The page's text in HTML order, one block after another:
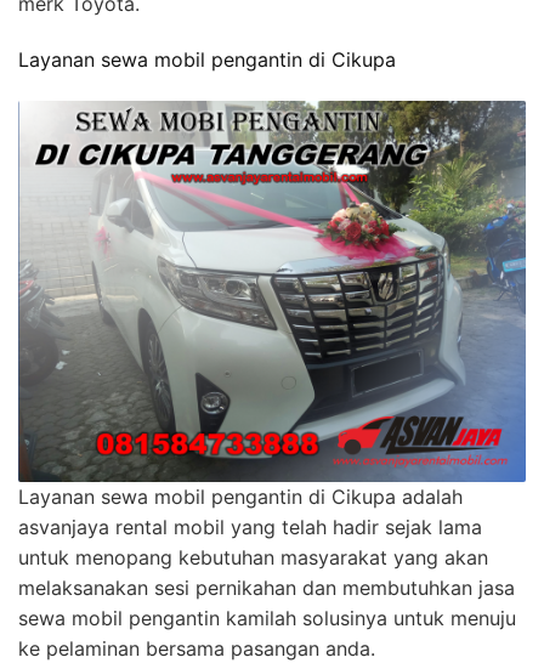
Layanan sewa mobil pengantin di Cikupa
Layanan sewa mobil pengantin di Cikupa adalah
asvanjaya rental mobil yang telah hadir sejak lama
untuk menopang kebutuhan masyarakat yang akan
melaksanakan sesi pernikahan dan membutuhkan jasa
sewa mobil pengantin kamilah solusinya untuk menuju
ke pelaminan bersama pasangan anda.